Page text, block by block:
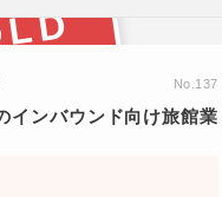
No.137
インバウンド向け旅館業